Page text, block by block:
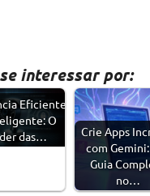
interessar por:
Eficiente
O
das…
Crie Apps
com
Guia
no…